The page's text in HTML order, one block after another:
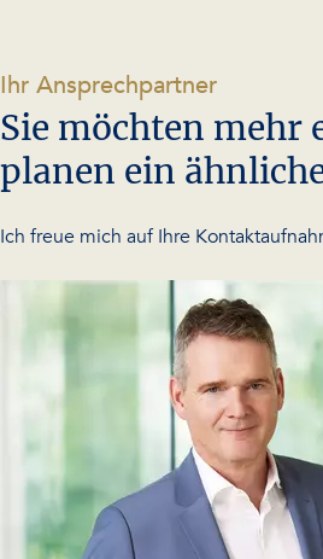
Ihr Ansprechpartner-
Sie möchten mehr
planen ein
Ich freue mich auf Ihre